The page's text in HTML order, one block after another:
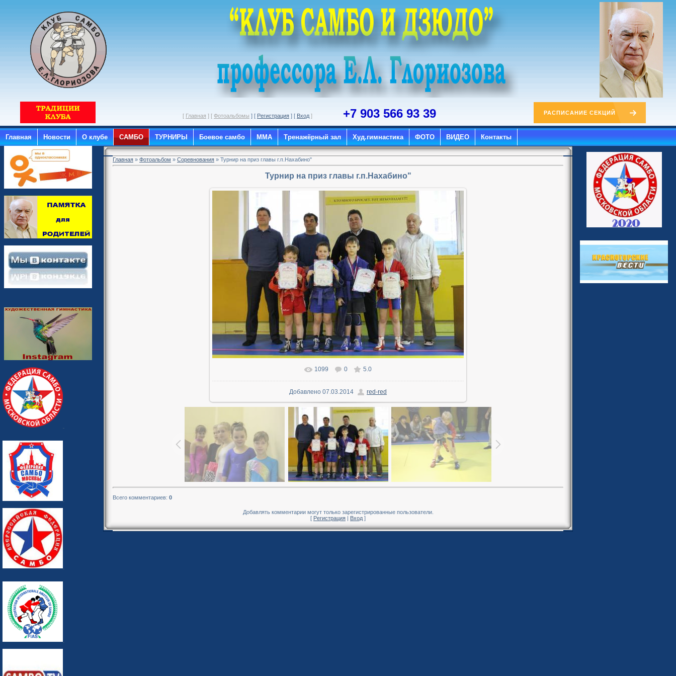
[ Главная ] [ Фотоальбомы ] [ Регистрация ] [ Вход ] +7 903 566 93 39 РАСПИСАНИЕ СЕКЦИЙ
Главная Новости О клубе САМБО ТУРНИРЫ Боевое самбо ММА Тренажёрный зал Худ.гимнастика ФОТО ВИДЕО Контакты
Главная » Фотоальбом » Соревнования » Турнир на приз главы г.п.Нахабино"
Турнир на приз главы г.п.Нахабино"
В реальном размере 1280x853
1099 0 5.0
Добавлено 07.03.2014 red-red
Всего комментариев: 0
Добавлять комментарии могут только зарегистрированные пользователи.
[ Регистрация | Вход ]